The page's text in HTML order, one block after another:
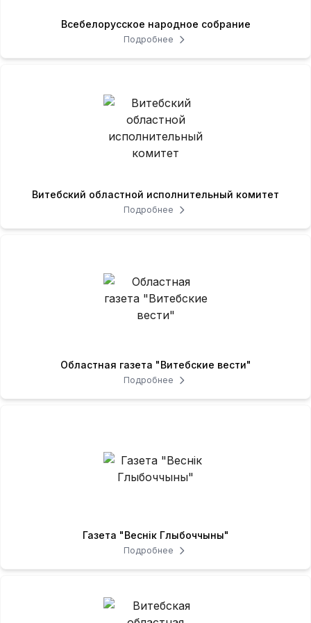
Всебелорусское народное собрание
Подробнее
Витебский областной исполнительный комитет
Подробнее
Областная газета "Витебские вести"
Подробнее
Газета "Веснік Глыбоччыны"
Подробнее